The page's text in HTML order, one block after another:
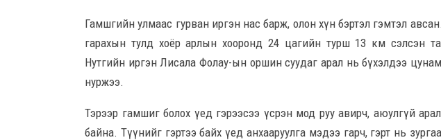
Гамшгийн улмаас гурван иргэн нас барж, олон хүн бэртэл гэмтэл авсан.
гарахын тулд хоёр арлын хооронд 24 цагийн турш 13 км сэлсэн
Нутгийн иргэн Лисала Фолау-ын оршин суудаг арал нь бүхэлдээ
нуржээ.
Тэрээр гамшиг болох үед гэрээсээ үсрэн мод руу авирч, аюулгүй
байна. Түүнийг гэртээ байх үед анхааруулга мэдээ гарч, гэрт нь